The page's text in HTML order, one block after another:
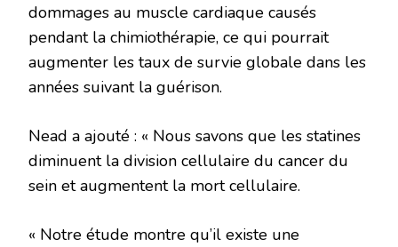
dommages au muscle cardiaque causés
pendant la chimiothérapie, ce qui pourrait
augmenter les taux de survie globale dans les
années suivant la guérison.
Nead a ajouté : « Nous savons que les statines
diminuent la division cellulaire du cancer du
sein et augmentent la mort cellulaire.
« Notre étude montre qu’il existe une